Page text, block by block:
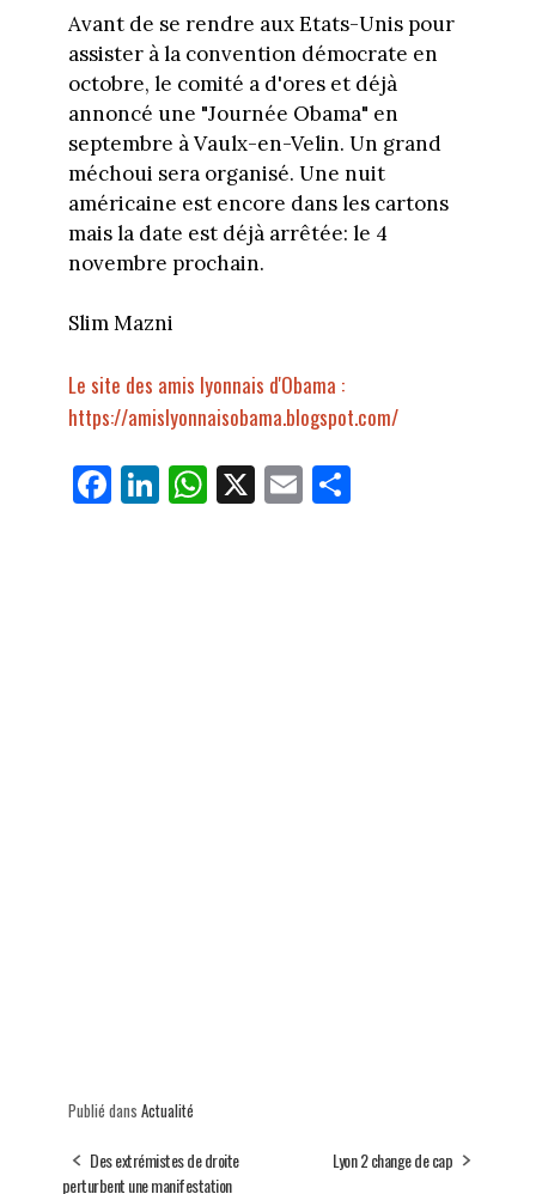
Avant de se rendre aux Etats-Unis pour
assister à la convention démocrate en
octobre, le comité a d'ores et déjà
annoncé une "Journée Obama" en
septembre à Vaulx-en-Velin. Un grand
méchoui sera organisé. Une nuit
américaine est encore dans les cartons
mais la date est déjà arrêtée: le 4
novembre prochain.
Slim Mazni
Le site des amis lyonnais d'Obama :
https://amislyonnaisobama.blogspot.com/
Fa
ce
Li
nk
W
ha
X E
m
Pa
Publié dans Actualité
Des extrémistes de droite
perturbent une manifestation
Lyon 2 change de cap